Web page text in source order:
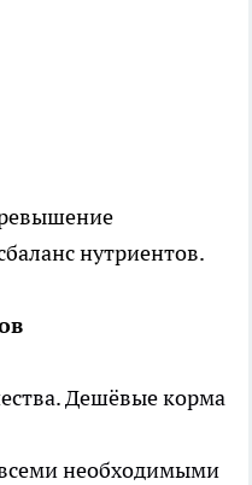
нутриентов.
Дешёвые корма
необходимыми